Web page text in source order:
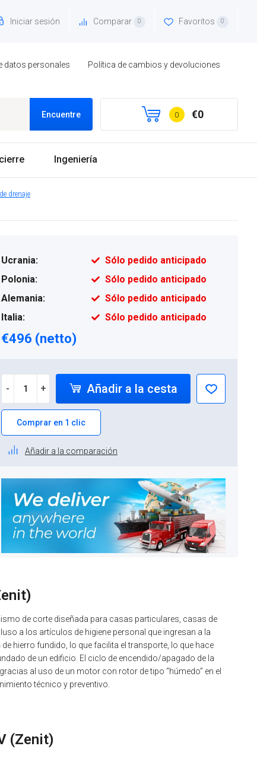
Iniciar sesión Comparar 0 Favoritos 0
datos personales Política de cambios y devoluciones
Encuentre 0 €0
Ingeniería
drenaje
Ucrania:
Sólo pedido anticipado
Polonia:
Sólo pedido anticipado
Alemania:
Sólo pedido anticipado
Italia:
Sólo pedido anticipado
€496 (netto)
- + Añadir a la cesta
Comprar en 1 clic
Añadir a la comparación
de corte diseñada para casas particulares, casas de
a los artículos de higiene personal que ingresan a la
hierro fundido, lo que facilita el transporte, lo que hace
de un edificio. El ciclo de encendido/apagado de la
al uso de un motor con rotor de tipo “húmedo” en el
técnico y preventivo.
(Zenit)